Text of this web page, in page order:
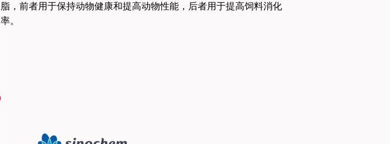
脂，前者用于保持动物健康和提高动物性能，后者用于提高饲料消化
率。